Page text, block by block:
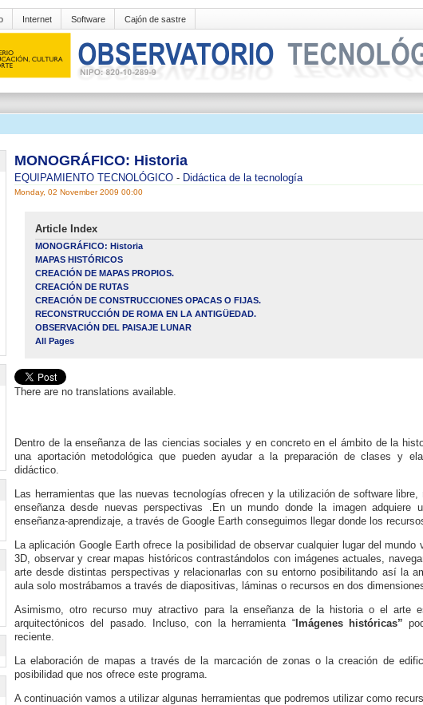
Internet Software Cajón de sastre
MONOGRÁFICO: Historia
EQUIPAMIENTO TECNOLÓGICO - Didáctica de la tecnología
Monday, 02 November 2009 00:00
Article Index
MONOGRÁFICO: Historia
MAPAS HISTÓRICOS
CREACIÓN DE MAPAS PROPIOS.
CREACIÓN DE RUTAS
CREACIÓN DE CONSTRUCCIONES OPACAS O FIJAS.
RECONSTRUCCIÓN DE ROMA EN LA ANTIGÜEDAD.
OBSERVACIÓN DEL PAISAJE LUNAR
All Pages
There are no translations available.
Dentro de la enseñanza de las ciencias sociales y en concreto en el ámbito de la
una aportación metodológica que pueden ayudar a la preparación de clases y
didáctico.
Las herramientas que las nuevas tecnologías ofrecen y la utilización de software
enseñanza desde nuevas perspectivas .En un mundo donde la imagen adquiere
enseñanza-aprendizaje, a través de Google Earth conseguimos llegar donde los
La aplicación Google Earth ofrece la posibilidad de observar cualquier lugar del
3D, observar y crear mapas históricos contrastándolos con imágenes actuales,
arte desde distintas perspectivas y relacionarlas con su entorno posibilitando así la
aula solo mostrábamos a través de diapositivas, láminas o recursos en dos
Asimismo, otro recurso muy atractivo para la enseñanza de la historia o el arte
arquitectónicos del pasado. Incluso, con la herramienta “Imágenes históricas”
reciente.
La elaboración de mapas a través de la marcación de zonas o la creación de
posibilidad que nos ofrece este programa.
A continuación vamos a utilizar algunas herramientas que podremos utilizar como